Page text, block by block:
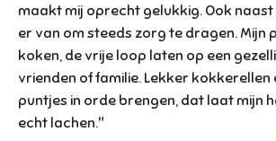
maakt mij oprecht gelukkig. Ook naast
er van om steeds zorg te dragen. Mijn
koken, de vrije loop laten op een
vrienden of familie. Lekker kokkerellen
puntjes in orde brengen, dat laat mijn
echt lachen."